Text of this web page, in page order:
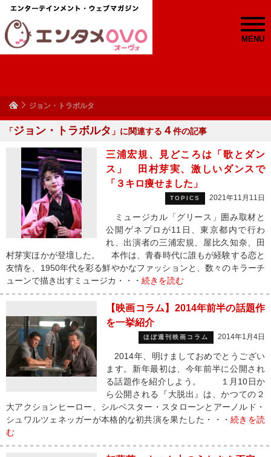
MENU
ジョン・トラボルタ
「ジョン・トラボルタ 」に関連する ４件の記事
三浦宏規、見どころは「歌とダン
ス」 田村芽実、激しいダンスで
「３キロ痩せました」
TOPICS 2021年11月11日
ミュージカル「グリース」囲み取材と
公開ゲネプロが11日、東京都内で行わ
れ、出演者の三浦宏規、屋比久知奈、田
村芽実ほかが登壇した。 本作は、青春時代に誰もが経験する恋と
友情を、1950年代を彩る鮮やかなファッションと、数々のキラーチ
ューンで描き出すミュージカ・・・ 続きを読む
【映画コラム】2014年前半の話題作
を一挙紹介
ほぼ週刊映画コラム 2014年1月4日
2014年、明けましておめでとうござい
ます。新年最初は、今年前半に公開され
る話題作を紹介しよう。 １月10日か
ら公開される『大脱出』は、かつての２
大アクションヒーロー、シルベスター・スタローンとアーノルド・
シュワルツェネッガーが本格的な初共演を果たした・・・続きを読
む